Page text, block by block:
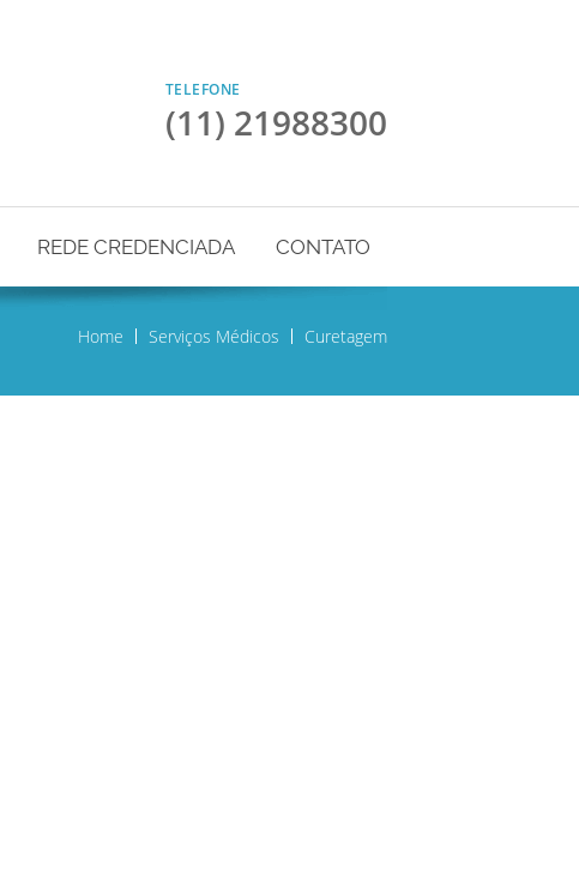
TELEFONE
(11) 21988300
REDE CREDENCIADA CONTATO
Home Serviços Médicos Curetagem